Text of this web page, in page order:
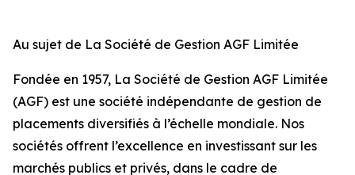
Au sujet de La Société de Gestion AGF Limitée
Fondée en 1957, La Société de Gestion AGF Limitée
(AGF) est une société indépendante de gestion de
placements diversifiés à l’échelle mondiale. Nos
sociétés offrent l’excellence en investissant sur les
marchés publics et privés, dans le cadre de